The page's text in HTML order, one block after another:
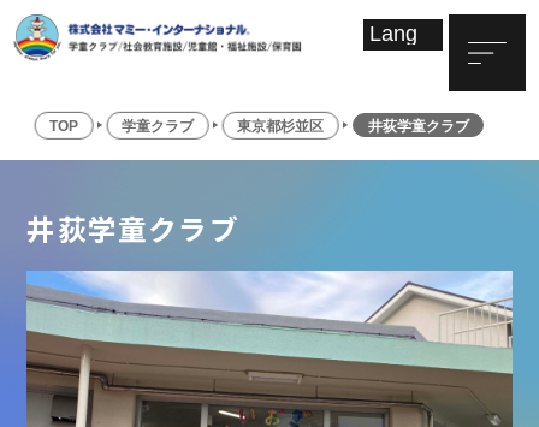
TOP 学童クラブ 東京都杉並区 井荻学童クラブ
井荻学童クラブ